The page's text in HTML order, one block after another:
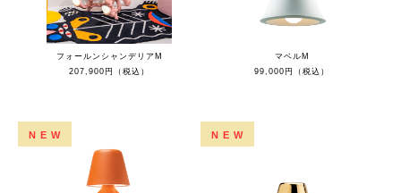
フォールンシャンデリアM
207,900円（税込）
マベルM
99,000円（税込）
NEW NEW